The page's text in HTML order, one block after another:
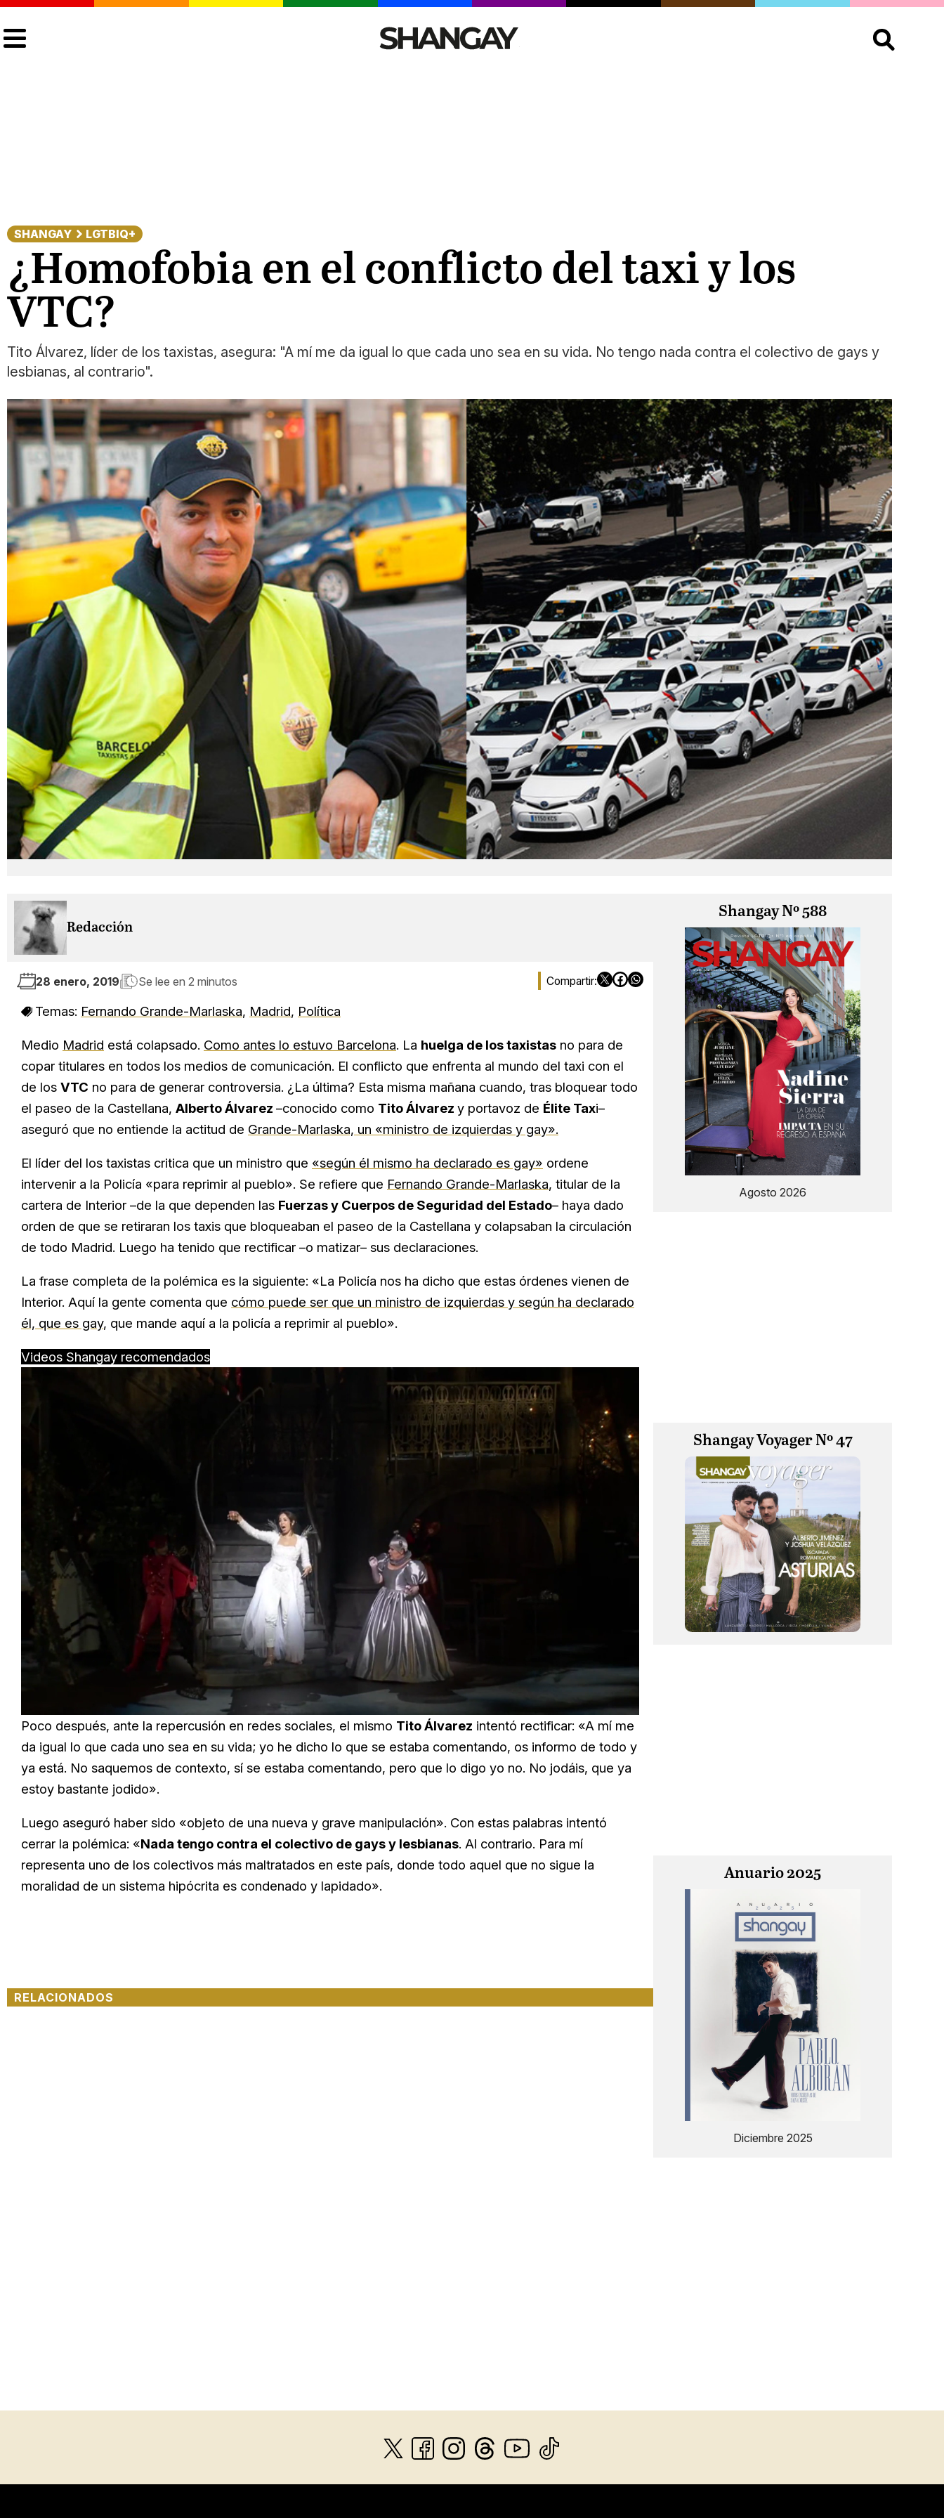
Buscar:
SHANGAY LGTBIQ+
¿Homofobia en el conflicto del taxi y los
VTC?
Tito Álvarez, líder de los taxistas, asegura: "A mí me da igual lo que cada uno sea en su vida. No tengo nada contra el colectivo de gays y
lesbianas, al contrario".
Redacción
28 enero, 2019 Se lee en 2 minutos
Temas: Fernando Grande-Marlaska, Madrid, Política
Medio Madrid está colapsado. Como antes lo estuvo Barcelona. La huelga de los taxistas no para de
copar titulares en todos los medios de comunicación. El conflicto que enfrenta al mundo del taxi con el
de los VTC no para de generar controversia. ¿La última? Esta misma mañana cuando, tras bloquear todo
el paseo de la Castellana, Alberto Álvarez –conocido como Tito Álvarez y portavoz de Élite Taxi–
aseguró que no entiende la actitud de Grande-Marlaska, un «ministro de izquierdas y gay».
El líder del los taxistas critica que un ministro que «según él mismo ha declarado es gay» ordene
intervenir a la Policía «para reprimir al pueblo». Se refiere que Fernando Grande-Marlaska, titular de la
cartera de Interior –de la que dependen las Fuerzas y Cuerpos de Seguridad del Estado– haya dado
orden de que se retiraran los taxis que bloqueaban el paseo de la Castellana y colapsaban la circulación
de todo Madrid. Luego ha tenido que rectificar –o matizar– sus declaraciones.
La frase completa de la polémica es la siguiente: «La Policía nos ha dicho que estas órdenes vienen de
Interior. Aquí la gente comenta que cómo puede ser que un ministro de izquierdas y según ha declarado
él, que es gay, que mande aquí a la policía a reprimir al pueblo».
Videos Shangay recomendados
Unmute
25.99%
Poco después, ante la repercusión en redes sociales, el mismo Tito Álvarez intentó rectificar: «A mí me
da igual lo que cada uno sea en su vida; yo he dicho lo que se estaba comentando, os informo de todo y
ya está. No saquemos de contexto, sí se estaba comentando, pero que lo digo yo no. No jodáis, que ya
estoy bastante jodido».
Luego aseguró haber sido «objeto de una nueva y grave manipulación». Con estas palabras intentó
cerrar la polémica: «Nada tengo contra el colectivo de gays y lesbianas. Al contrario. Para mí
representa uno de los colectivos más maltratados en este país, donde todo aquel que no sigue la
moralidad de un sistema hipócrita es condenado y lapidado».
RELACIONADOS
Shangay Nº 588
Agosto 2026
Shangay Voyager Nº 47
Anuario 2025
Diciembre 2025